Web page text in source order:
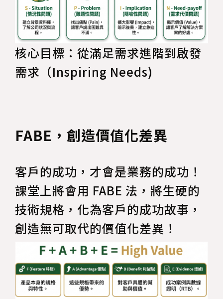
核心目標：從滿足需求進階到啟發
需求（Inspiring Needs)
FABE，創造價值化差異
客戶的成功，才會是業務的成功！
課堂上將會用 FABE 法，將生硬的
技術規格，化為客戶的成功故事，
創造無可取代的價值化差異！